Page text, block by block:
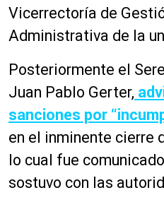
Vicerrectoría de
Administrativa de la
Posteriormente el
Juan Pablo Gerter,
sanciones por
en el inminente cierre
lo cual fue
sostuvo con las